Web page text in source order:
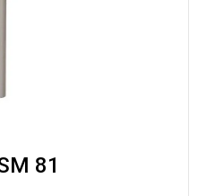
81